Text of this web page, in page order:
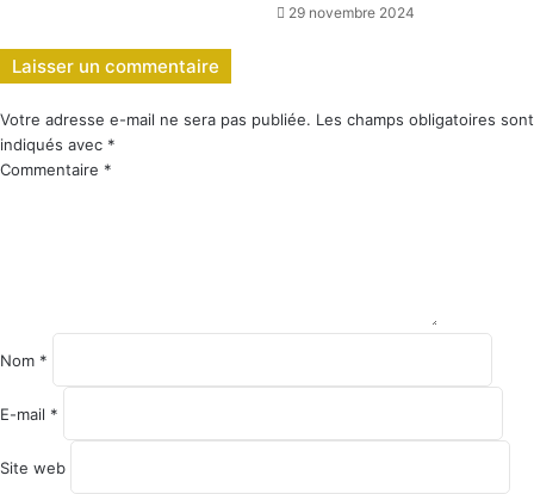
29 novembre 2024
Laisser un commentaire
Votre adresse e-mail ne sera pas publiée. Les champs obligatoires sont
indiqués avec *
Commentaire *
Nom *
E-mail *
Site web